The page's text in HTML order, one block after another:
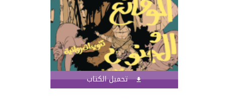
تحميل الكتاب